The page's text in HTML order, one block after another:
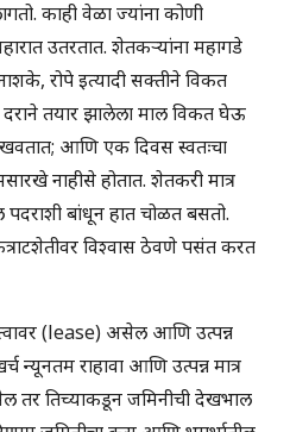
काही वेळा ज्यांना कोणी
उतरतात. शेतकऱ्यांना महागडे
रोपे इत्यादी सक्तीने विकत
दराने तयार झालेला माल विकत घेऊ
आणि एक दिवस स्वतःचा
नाहीसे होतात. शेतकरी मात्र
पदराशी बांधून हात चोळत बसतो.
विश्वास ठेवणे पसंत करत
(lease) असेल आणि उत्पन्न
न्यूनतम राहावा आणि उत्पन्न मात्र
तर तिच्याकडून जमिनीची देखभाल